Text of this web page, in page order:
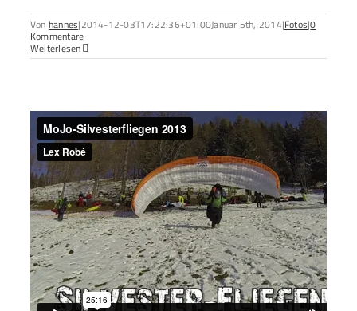
Von hannes|2014-12-03T17:22:36+01:00Januar 5th, 2014|Fotos|0
Kommentare
Weiterlesen